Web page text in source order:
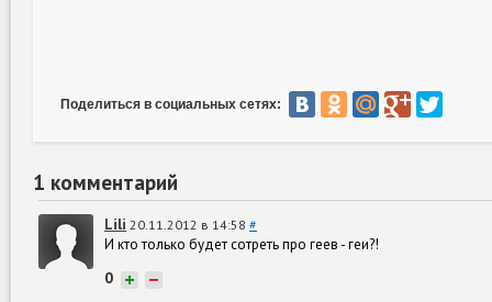
Поделиться в социальных сетях:
1 комментарий
Lili 20.11.2012 в 14:58 #
И кто только будет сотреть про геев - геи?!
0 + −